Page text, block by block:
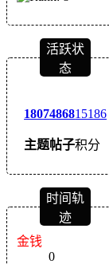
活跃状
态
1807
主题
4868
帖子
15186
积分
时间轨
迹
金钱
0